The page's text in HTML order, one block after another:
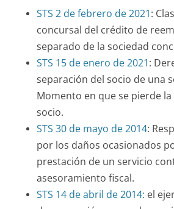
STS 2 de febrero de 2021:
concursal del crédito de
separado de la sociedad
STS 15 de enero de 2021:
separación del socio de una
Momento en que se pierde
socio.
STS 30 de mayo de 2014:
por los daños ocasionados
prestación de un servicio
asesoramiento fiscal.
STS 14 de abril de 2014: el